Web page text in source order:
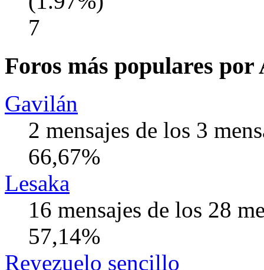
7
Foros más populares
Gavilán
2 mensajes de los 3
66,67%
Lesaka
16 mensajes de los 28
57,14%
Reyezuelo sencillo